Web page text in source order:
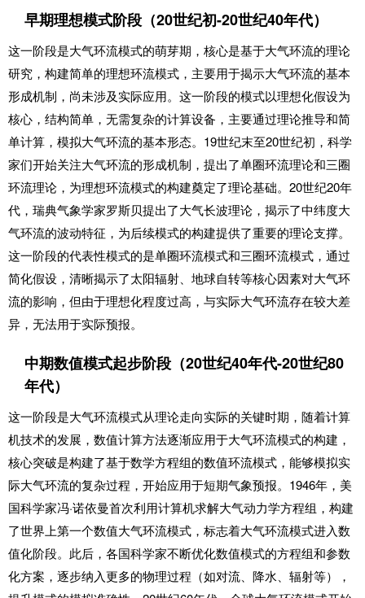
早期理想模式阶段（20世纪初-20世纪40年代）
这一阶段是大气环流模式的萌芽期，核心是基于大气环流的理论
研究，构建简单的理想环流模式，主要用于揭示大气环流的基本
形成机制，尚未涉及实际应用。这一阶段的模式以理想化假设为
核心，结构简单，无需复杂的计算设备，主要通过理论推导和简
单计算，模拟大气环流的基本形态。19世纪末至20世纪初，科学
家们开始关注大气环流的形成机制，提出了单圈环流理论和三圈
环流理论，为理想环流模式的构建奠定了理论基础。20世纪20年
代，瑞典气象学家罗斯贝提出了大气长波理论，揭示了中纬度大
气环流的波动特征，为后续模式的构建提供了重要的理论支撑。
这一阶段的代表性模式的是单圈环流模式和三圈环流模式，通过
简化假设，清晰揭示了太阳辐射、地球自转等核心因素对大气环
流的影响，但由于理想化程度过高，与实际大气环流存在较大差
异，无法用于实际预报。
中期数值模式起步阶段（20世纪40年代-20世纪80
年代）
这一阶段是大气环流模式从理论走向实际的关键时期，随着计算
机技术的发展，数值计算方法逐渐应用于大气环流模式的构建，
核心突破是构建了基于数学方程组的数值环流模式，能够模拟实
际大气环流的复杂过程，开始应用于短期气象预报。1946年，美
国科学家冯·诺依曼首次利用计算机求解大气动力学方程组，构建
了世界上第一个数值大气环流模式，标志着大气环流模式进入数
值化阶段。此后，各国科学家不断优化数值模式的方程组和参数
化方案，逐步纳入更多的物理过程（如对流、降水、辐射等），